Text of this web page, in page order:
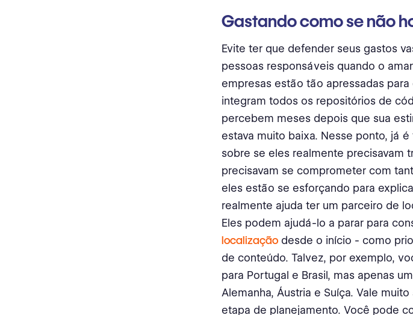
Gastando como se não
Evite ter que defender seus gastos
pessoas responsáveis quando o
empresas estão tão apressadas
integram todos os repositórios de
percebem meses depois que sua
estava muito baixa. Nesse ponto, já
sobre se eles realmente precisavam
precisavam se comprometer com
eles estão se esforçando para
realmente ajuda ter um parceiro de
Eles podem ajudá-lo a parar para
localização desde o início - como
de conteúdo. Talvez, por exemplo,
para Portugal e Brasil, mas apenas
Alemanha, Áustria e Suíça. Vale
etapa de planejamento. Você pode